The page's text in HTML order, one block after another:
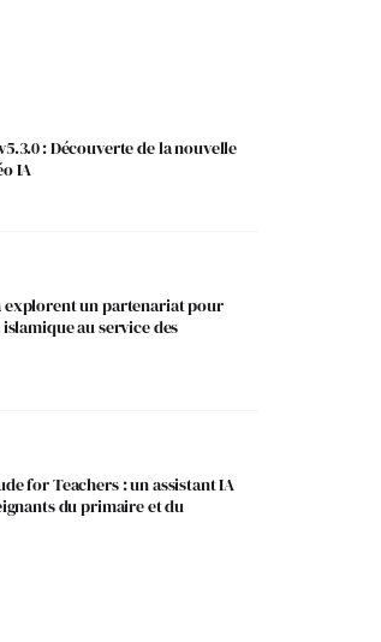
: Découverte de la nouvelle
IA
explorent un partenariat pour
au service des
for Teachers : un assistant IA
du primaire et du